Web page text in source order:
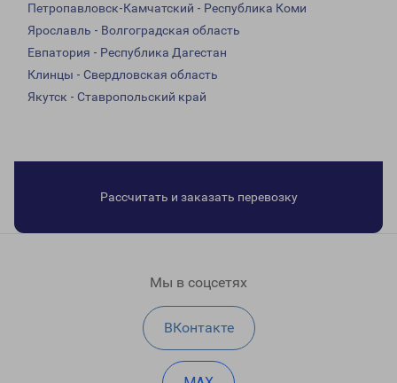
Петропавловск-Камчатский - Республика Коми
Ярославль - Волгоградская область
Евпатория - Республика Дагестан
Клинцы - Свердловская область
Якутск - Ставропольский край
Рассчитать и заказать перевозку
Мы в соцсетях
ВКонтакте